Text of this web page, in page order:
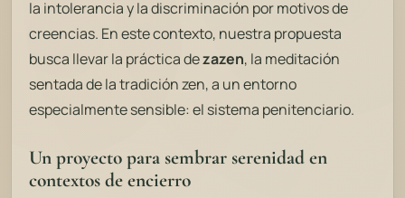
la intolerancia y la discriminación por motivos de
creencias. En este contexto, nuestra propuesta
busca llevar la práctica dezazen, la meditación
sentada de la tradición zen, a un entorno
especialmente sensible: el sistema penitenciario.
Un proyecto para sembrar serenidad en
contextos de encierro